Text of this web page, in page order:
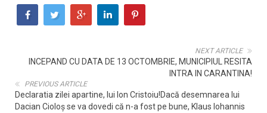
NEXT ARTICLE
INCEPAND CU DATA DE 13 OCTOMBRIE, MUNICIPIUL RESITA
INTRA IN CARANTINA!
PREVIOUS ARTICLE
Declaratia zilei apartine, lui Ion Cristoiu!Dacă desemnarea lui
Dacian Cioloș se va dovedi că n-a fost pe bune, Klaus Iohannis